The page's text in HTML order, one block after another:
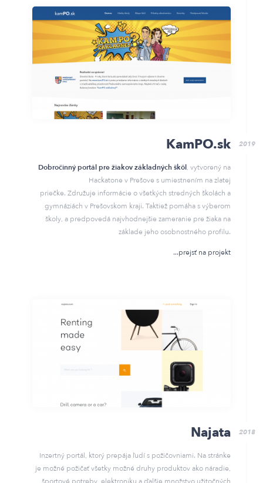
2019
KamPO.sk
Dobročinný portál pre žiakov základných škôl, vytvorený na
Hackatone v Prešove s umiestnením na zlatej
priečke. Združuje informácie o všetkých stredných školách a
gymnáziách v Prešovskom kraji. Taktiež pomáha s výberom
školy, a predpovedá najvhodnejšie zameranie pre žiaka na
základe jeho osobnostného profilu.
prejsť na projekt
2018
Najata
Inzertný portál, ktorý prepája ľudí s požičovniami. Na stránke
je možné požičať všetky možné druhy produktov ako náradie,